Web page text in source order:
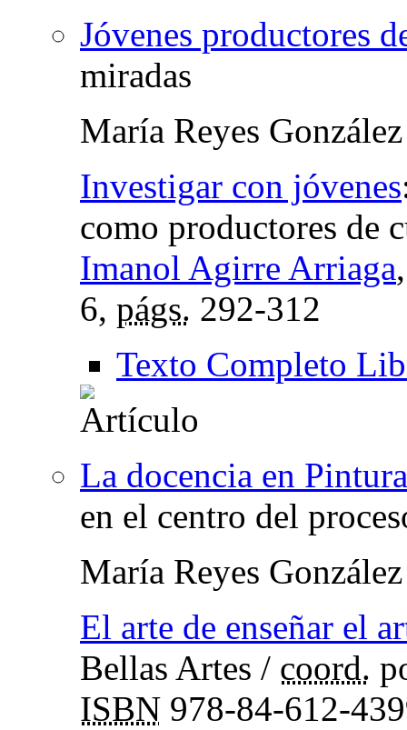
Jóvenes productores
miradas
María Reyes
Investigar con jóvenes
como productores de
Imanol Agirre Arriaga
6, págs. 292-312
Texto Completo
La docencia en
en el centro del
María Reyes
El arte de enseñar el
Bellas Artes / coord.
ISBN 978-84-612-